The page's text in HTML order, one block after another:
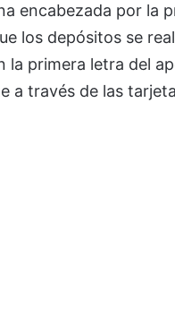
encabezada por la
los depósitos se
la primera letra del
a través de las